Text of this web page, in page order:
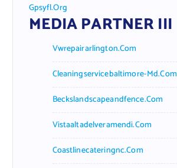
Gpsyfl.org
MEDIA PARTNER III
Vwrepairarlington.com
Cleaningservicebaltimore-Md.com
Beckslandscapeandfence.com
Vistaaltadelveramendi.com
Coastlinecateringnc.com